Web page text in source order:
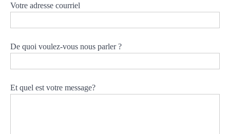
Votre adresse courriel
De quoi voulez-vous nous parler ?
Et quel est votre message?